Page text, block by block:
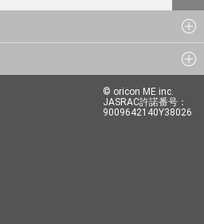
© oricon ME inc.
JASRAC許諾番号：
9009642140Y38026